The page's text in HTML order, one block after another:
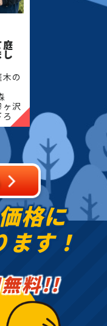
の
沢
の作
地
剪
の
格に
ます！
無料!!